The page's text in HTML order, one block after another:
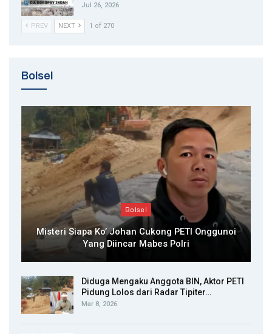
Jul 26, 2026
PREV NEXT 1 of 270
Bolsel
Bolsel
Misteri Siapa Ko’ Johan Cukong PETI Onggunoi
Yang Diincar Mabes Polri
Diduga Mengaku Anggota BIN, Aktor PETI
Pidung Lolos dari Radar Tipiter…
Mar 8, 2026